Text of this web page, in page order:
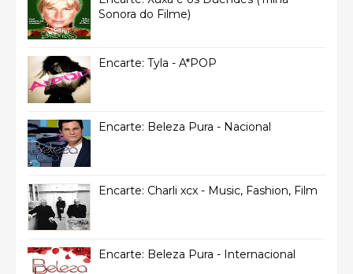
Sonora do Filme)
Encarte: Tyla - A*POP
Encarte: Beleza Pura - Nacional
Encarte: Charli xcx - Music, Fashion, Film
Encarte: Beleza Pura - Internacional